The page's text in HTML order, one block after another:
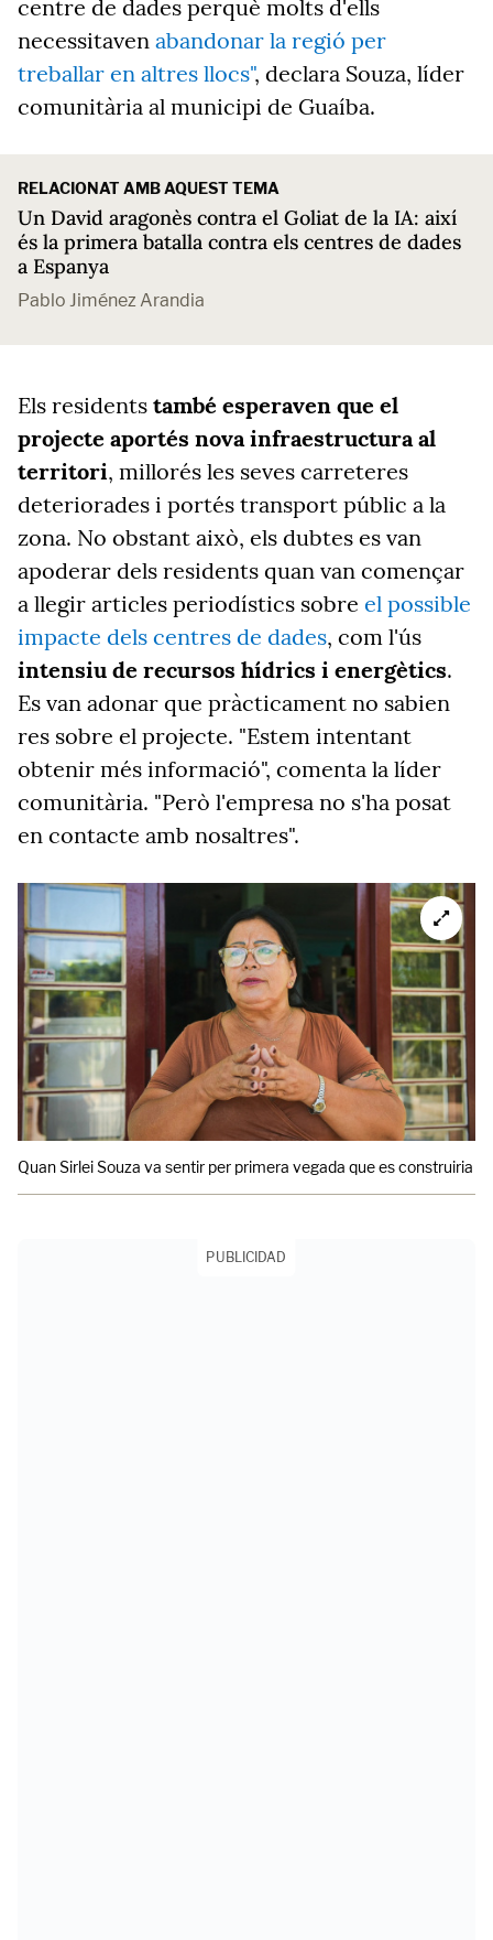
centre de dades perquè molts d'ells
necessitaven abandonar la regió per
treballar en altres llocs", declara Souza, líder
comunitària al municipi de Guaíba.
RELACIONAT AMB AQUEST TEMA
Un David aragonès contra el Goliat de la IA: així
és la primera batalla contra els centres de dades
a Espanya
Pablo Jiménez Arandia
Els residents també esperaven que el
projecte aportés nova infraestructura al
territori, millorés les seves carreteres
deteriorades i portés transport públic a la
zona. No obstant això, els dubtes es van
apoderar dels residents quan van començar
a llegir articles periodístics sobre el possible
impacte dels centres de dades, com l'ús
intensiu de recursos hídrics i energètics.
Es van adonar que pràcticament no sabien
res sobre el projecte. "Estem intentant
obtenir més informació", comenta la líder
comunitària. "Però l'empresa no s'ha posat
en contacte amb nosaltres".
Quan Sirlei Souza va sentir per primera vegada que es construiria
PUBLICIDAD